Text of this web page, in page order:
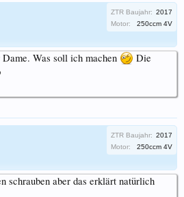
ZTR Baujahr: 2017
Motor:
250ccm 4V
Was soll ich machen
Die
ZTR Baujahr: 2017
Motor:
250ccm 4V
schrauben aber das erklärt natürlich